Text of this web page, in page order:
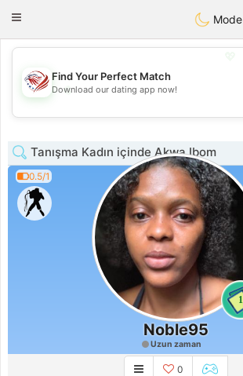
Dating
Toggle
Mode
💖
💕
Find Your Perfect Match
Download our dating app now!
Tanışma Kadın içinde Akwa Ibom
0.5/1
1
Noble95
Uzun zaman
0